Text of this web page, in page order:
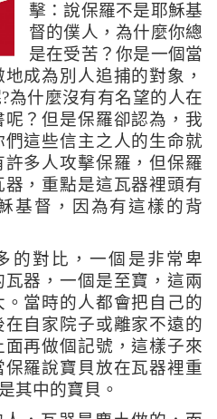
擊：說保羅不是耶穌基
督的僕人，為什麼你總
是在受苦？你是一個當
成為別人追捕的對象，
?為什麼沒有有名望的人在
？但是保羅卻認為，我
這些信主之人的生命就
多人攻擊保羅，但保羅
，重點是這瓦器裡頭有
基督，因為有這樣的背
的對比，一個是非常卑
器，一個是至寶，這兩
當時的人都會把自己的
自家院子或離家不遠的
再做個記號，這樣子來
羅說寶貝放在瓦器裡重
其中的寶貝。